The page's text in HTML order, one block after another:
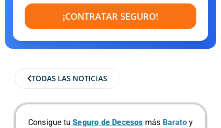
¡CONTRATAR SEGURO!
TODAS LAS NOTICIAS
Consigue tu Seguro de Decesos más Baratoy